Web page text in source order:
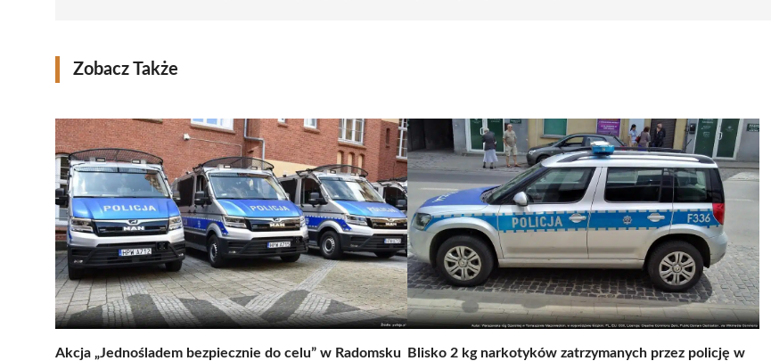
Zobacz Także
Akcja „Jednośladem bezpiecznie do celu” w Radomsku
Blisko 2 kg narkotyków zatrzymanych przez policję w